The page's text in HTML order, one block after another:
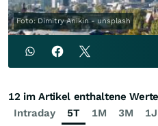
Foto: Dimitry Anikin - unsplash
Intraday 5T 1M 3M 1J
12 im Artikel enthaltene Werte